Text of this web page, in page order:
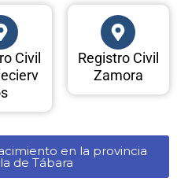
Civil
Registro Civil
Zamora
en la provincia
de Tábara​